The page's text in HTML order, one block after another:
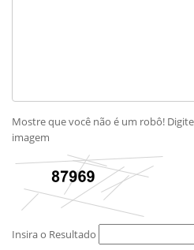
Mostre que você não é um robô!
imagem
Insira o Resultado